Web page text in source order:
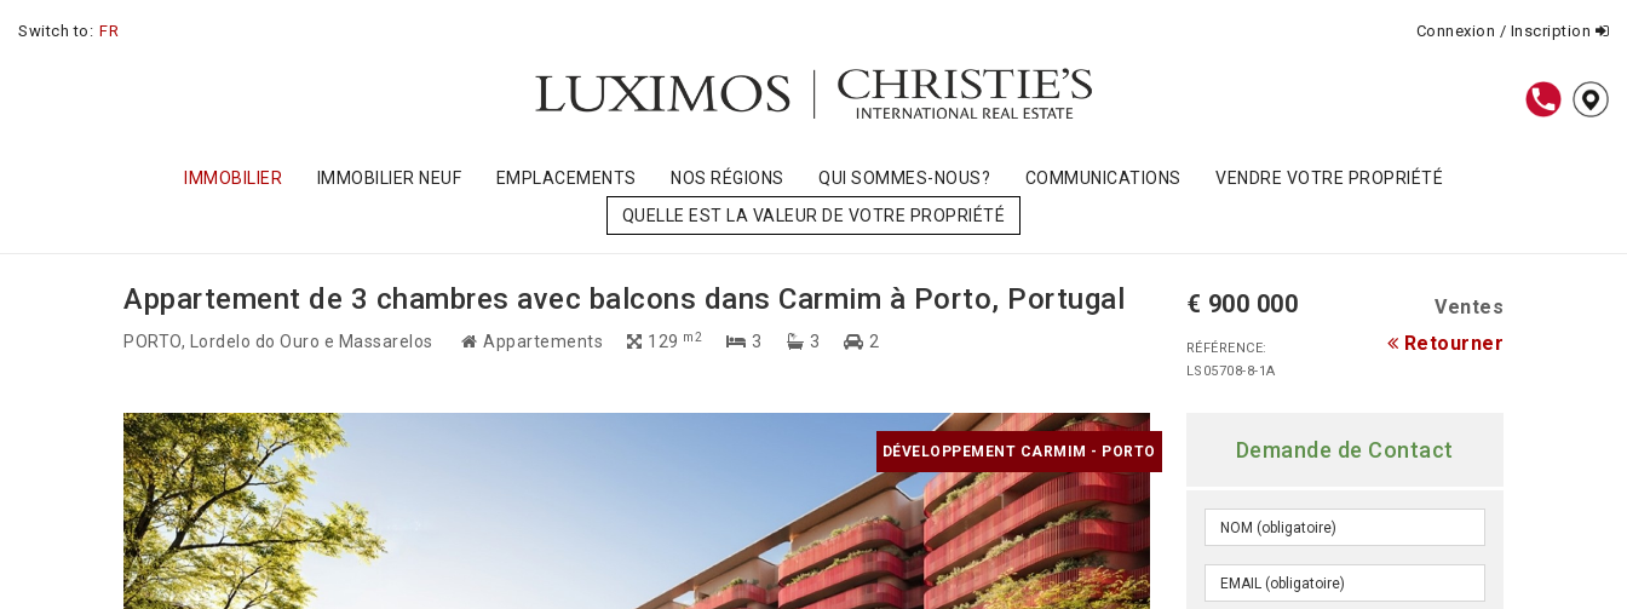
Switch to: FR Connexion / Inscription
IMMOBILIER IMMOBILIER NEUF EMPLACEMENTS NOS RÉGIONS QUI SOMMES-NOUS? COMMUNICATIONS
VENDRE VOTRE PROPRIÉTÉ
QUELLE EST LA VALEUR DE VOTRE PROPRIÉTÉ
Appartement de 3 chambres avec balcons dans Carmim à Porto, Portugal
PORTO, Lordelo do Ouro e Massarelos Appartements 129 m2 3 3 2
€ 900 000 Ventes
RÉFÉRENCE:
LS05708-8-1A
Retourner
DÉVELOPPEMENT CARMIM - PORTO Demande de Contact